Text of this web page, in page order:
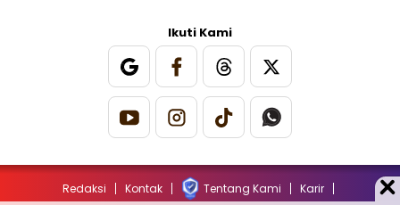
Ikuti Kami
Redaksi Kontak Tentang Kami Karir